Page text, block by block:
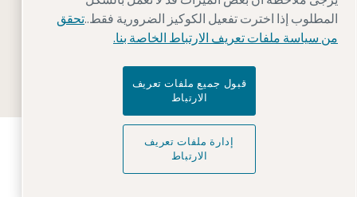
إشعار قانوني وإشعار خصوصيةإدارة ملفات تعريف الارتباط
إمكانية الوصول للجميعخريطة الموقع
التكنولوجيا التي تغير المستقبل. قوموا بزيارة
الموقع الإلكتروني ل Atlas Copco Group
المطلوب إذا اخترت تفعيل الكوكيز الضرورية فقط..تحقق
من سياسة ملفات تعريف الارتباط الخاصة بنا.
قبول جميع ملفات تعريف
الارتباط
إدارة ملفات تعريف
الارتباط